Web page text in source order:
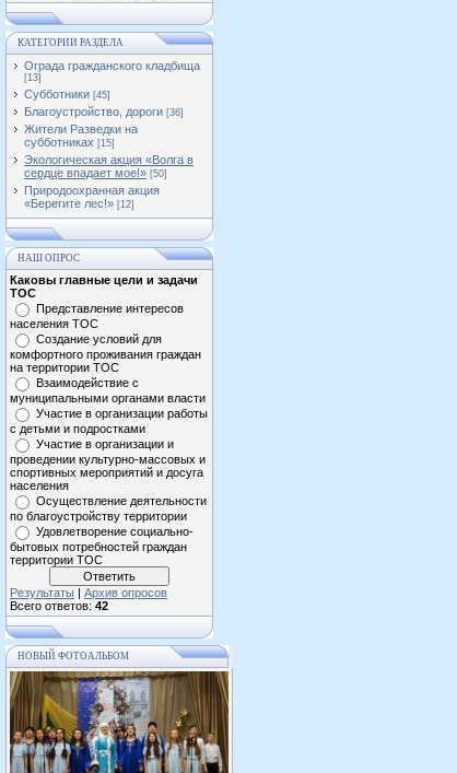
КАТЕГОРИИ РАЗДЕЛА
Ограда гражданского кладбища
[13]
Субботники [45]
Благоустройство, дороги [36]
Жители Разведки на
субботниках [15]
Экологическая акция «Волга в
сердце впадает мое!» [50]
Природоохранная акция
«Берегите лес!» [12]
НАШ ОПРОС
Каковы главные цели и задачи
ТОС
Представление интересов
населения ТОС
Создание условий для
комфортного проживания граждан
на территории ТОС
Взаимодействие с
муниципальными органами власти
Участие в организации работы
с детьми и подростками
Участие в организации и
проведении культурно-массовых и
спортивных мероприятий и досуга
населения
Осуществление деятельности
по благоустройству территории
Удовлетворение социально-
бытовых потребностей граждан
территории ТОС
Результаты | Архив опросов
Всего ответов: 42
НОВЫЙ ФОТОАЛЬБОМ